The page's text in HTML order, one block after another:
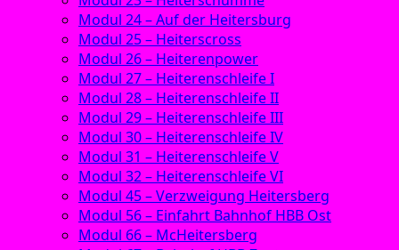
Modul 24 – Auf der Heitersburg
Modul 25 – Heiterscross
Modul 26 – Heiterenpower
Modul 27 – Heiterenschleife I
Modul 28 – Heiterenschleife II
Modul 29 – Heiterenschleife III
Modul 30 – Heiterenschleife IV
Modul 31 – Heiterenschleife V
Modul 32 – Heiterenschleife VI
Modul 45 – Verzweigung Heitersberg
Modul 56 – Einfahrt Bahnhof HBB Ost
Modul 66 – McHeitersberg